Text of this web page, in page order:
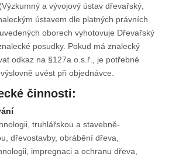
a vývojový ústav dřevařský,
ústavem dle platných právních
oborech vyhotovuje Dřevařský
posudky. Pokud má znalecký
odkaz na §127a o.s.ř., je potřebné
uvést při objednávce.
činnosti:
truhlářskou a stavebně-
dřevostavby, obrábění dřeva,
impregnaci a ochranu dřeva,